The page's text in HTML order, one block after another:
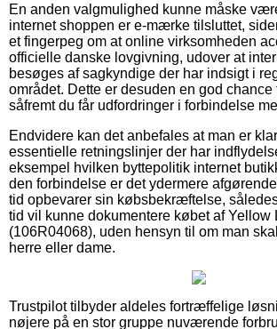
En anden valgmulighed kunne måske
internet shoppen er e-mærke tilsluttet,
et fingerpeg om at online virksomheden
officielle danske lovgivning, udover at
besøges af sagkyndige der har indsigt i
området. Dette er desuden en god
såfremt du får udfordringer i forbindelse
Endvidere kan det anbefales at man er
essentielle retningslinjer der har
eksempel hvilken byttepolitik internet
den forbindelse er det ydermere
tid opbevarer sin købsbekræftelse,
tid vil kunne dokumentere købet af Yellow
(106R04068), uden hensyn til om man
herre eller dame.
Trustpilot tilbyder aldeles fortræffelige
nøjere på en stor gruppe nuværende